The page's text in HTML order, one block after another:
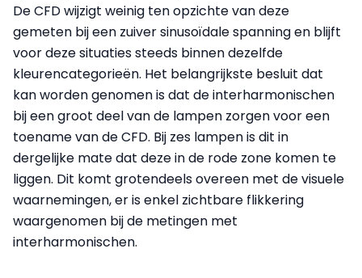
De CFD wijzigt weinig ten opzichte van deze
gemeten bij een zuiver sinusoïdale spanning en blijft
voor deze situaties steeds binnen dezelfde
kleurencategorieën. Het belangrijkste besluit dat
kan worden genomen is dat de interharmonischen
bij een groot deel van de lampen zorgen voor een
toename van de CFD. Bij zes lampen is dit in
dergelijke mate dat deze in de rode zone komen te
liggen. Dit komt grotendeels overeen met de visuele
waarnemingen, er is enkel zichtbare flikkering
waargenomen bij de metingen met
interharmonischen.